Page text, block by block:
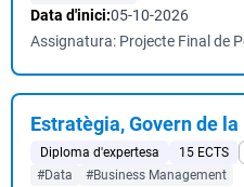
Data d'inici:05-10-2026
Assignatura: Projecte Final de
Estratègia, Govern de la
Diploma d'expertesa 15 ECTS
#Data
#Business Management